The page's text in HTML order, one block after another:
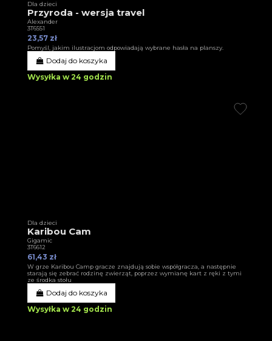
Dla dzieci
Przyroda - wersja travel
Alexander
3T6551
23,57 zł
Pomyśl, jakim ilustracjom odpowiadają wybrane hasła na planszy.
Dodaj do koszyka
Wysyłka w 24 godzin
Dla dzieci
Karibou Cam
Gigamic
3T6612
61,43 zł
W grze Karibou Camp gracze znajdują sobie współgracza, a następnie
starają się zebrać rodzinę zwierząt, poprzez wymianę kart z ręki z tymi
ze środka stołu
Dodaj do koszyka
Wysyłka w 24 godzin